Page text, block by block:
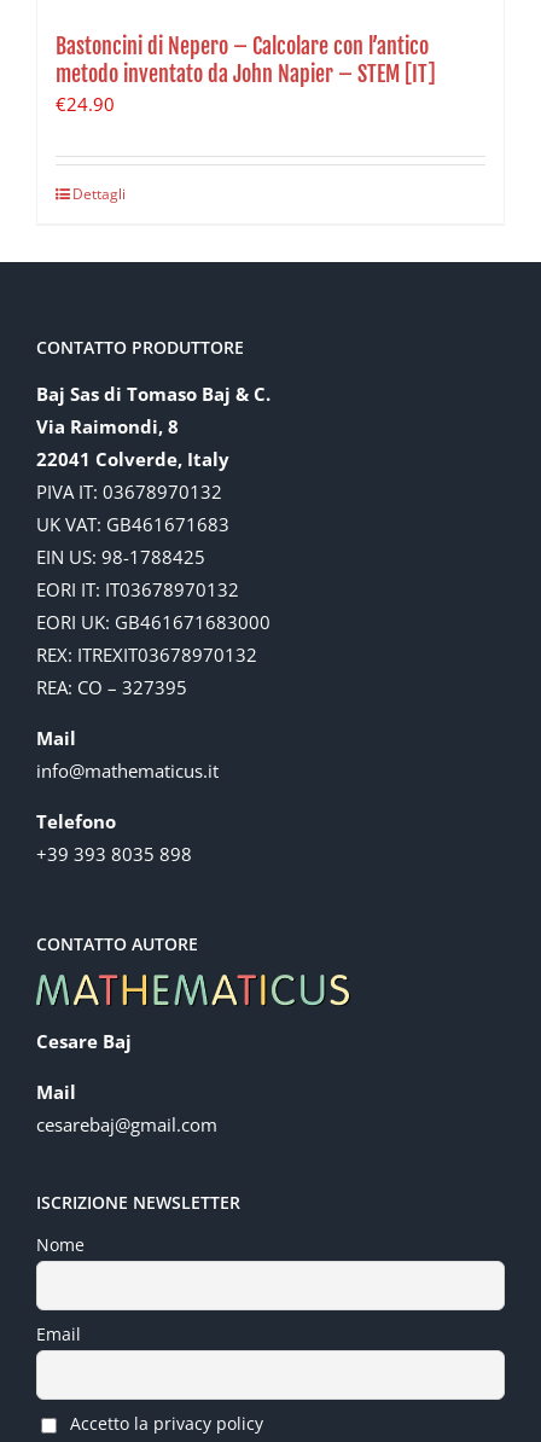
Bastoncini di Nepero – Calcolare con l’antico
metodo inventato da John Napier – STEM [IT]
€24.90
Dettagli
CONTATTO PRODUTTORE
Baj Sas di Tomaso Baj & C.
Via Raimondi, 8
22041 Colverde, Italy
PIVA IT: 03678970132
UK VAT: GB461671683
EIN US: 98-1788425
EORI IT: IT03678970132
EORI UK: GB461671683000
REX: ITREXIT03678970132
REA: CO – 327395
Mail
info@mathematicus.it
Telefono
+39 393 8035 898
CONTATTO AUTORE
Cesare Baj
Mail
cesarebaj@gmail.com
ISCRIZIONE NEWSLETTER
Nome
Email
Accetto la privacy policy